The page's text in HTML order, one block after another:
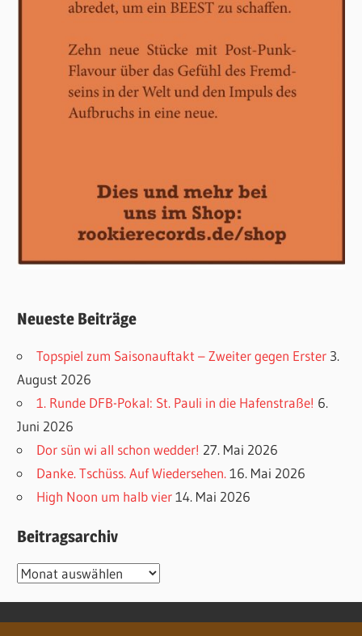
Neueste Beiträge
Topspiel zum Saisonauftakt – Zweiter gegen Erster 3.
August 2026
1. Runde DFB-Pokal: St. Pauli in die Hafenstraße! 6.
Juni 2026
Dor sün wi all schon wedder! 27. Mai 2026
Danke. Tschüss. Auf Wiedersehen. 16. Mai 2026
High Noon um halb vier 14. Mai 2026
Beitragsarchiv
Beitragsarchiv